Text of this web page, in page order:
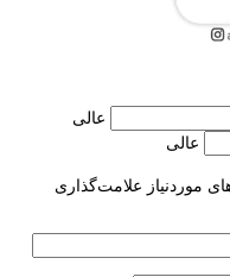
عالی
عالی
موردنیاز علامت‌گذاری